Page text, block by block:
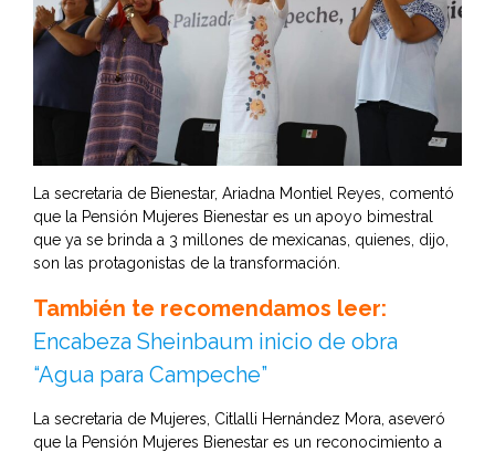
La secretaria de Bienestar, Ariadna Montiel Reyes, comentó
que la Pensión Mujeres Bienestar es un apoyo bimestral
que ya se brinda a 3 millones de mexicanas, quienes, dijo,
son las protagonistas de la transformación.
También te recomendamos leer:
Encabeza Sheinbaum inicio de obra
“Agua para Campeche”
La secretaria de Mujeres, Citlalli Hernández Mora, aseveró
que la Pensión Mujeres Bienestar es un reconocimiento a